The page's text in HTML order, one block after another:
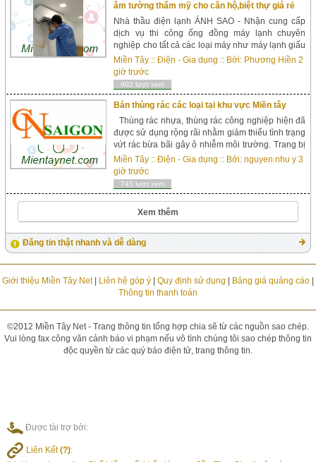
âm tường thẩm mỹ cho căn hộ,biệt thự giá rẻ
Nhà thầu điện lạnh ÁNH SAO - Nhận cung cấp
dịch vụ thi công ống đồng máy lạnh chuyên
nghiệp cho tất cả các loại máy như máy lạnh giấu
trần,máy lạnh âm trần,máy lạnh tủ đứng,hệ thống
Multi giá cạnh tranh - thẩm mỹ nhất Ch&ua...
Miền Tây ::Điện - Gia dụng :: Bởi: Phương Hiền 2
giờ trước
902 lượt xem
Bán thùng rác các loại tại khu vực Miền tây
Thùng rác nhựa, thùng rác công nghiệp hiện đã
được sử dụng rộng rãi nhằm giảm thiểu tình trạng
vứt rác bừa bãi gây ô nhiễm môi trường. Trang bị
hệ thống thu gom rác thải là 1 trong các vấn đề
đư...
Miền Tây ::Điện - Gia dụng :: Bởi:nguyen nhu y 3
giờ trước
745 lượt xem
Xem thêm
Đăng tin thật nhanh và dễ dàng
Giới thiệu Miền Tây Net| Liên hệ góp ý| Quy định sử dụng Bảng giá quảng cáo|
Thông tin thanh toán
©2012 Miền Tây Net - Trang thông tin tổng hợp chia sẽ từ các nguồn sao chép.
Vui lòng fax công văn cảnh báo vi phạm nếu vô tình chúng tôi sao chép thông tin
độc quyền từ các quý báo điện tử, trang thông tin.
Được tài trợ bởi:
Liên Kết(?):